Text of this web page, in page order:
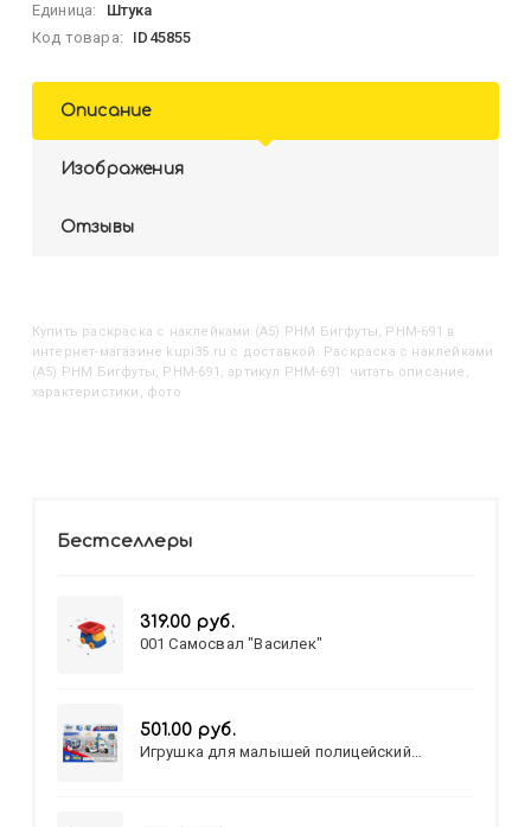
Единица:
Штука
Код товара:
ID45855
Описание
Изображения
Отзывы
Купить Раскраска с наклейками (А5) РНМ Бигфуты, РНМ-691 в
интернет-магазине kupi35.ru с доставкой. Раскраска с наклейками
(А5) РНМ Бигфуты, РНМ-691, артикул РНМ-691: читать описание,
характеристики, фото
Бестселлеры
319.00 руб.
001 Самосвал "Василек"
501.00 руб.
Игрушка для малышей полицейский